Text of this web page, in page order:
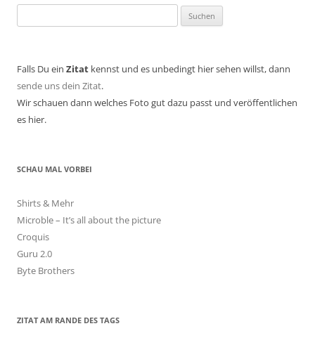
nach:
Falls Du ein Zitat kennst und es unbedingt hier sehen willst, dann
sende uns dein Zitat.
Wir schauen dann welches Foto gut dazu passt und veröffentlichen
es hier.
SCHAU MAL VORBEI
Shirts & Mehr
Microble – It’s all about the picture
Croquis
Guru 2.0
Byte Brothers
ZITAT AM RANDE DES TAGS